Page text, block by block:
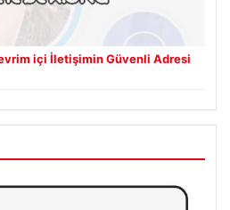
içi İletişimin Güvenli Adresi